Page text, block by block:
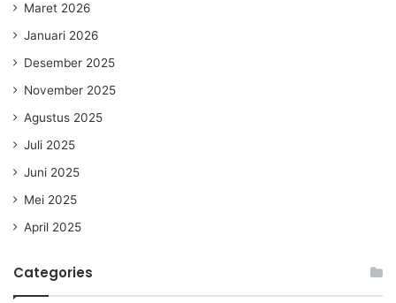
Maret 2026
Januari 2026
Desember 2025
November 2025
Agustus 2025
Juli 2025
Juni 2025
Mei 2025
April 2025
Categories